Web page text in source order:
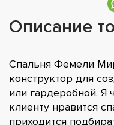
Описание
Спальня Фемели
конструктор для
или гардеробной. Я
клиенту нравится
приходится